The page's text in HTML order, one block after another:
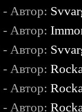
- Автор:
- Автор:
- Автор:
- Автор:
- Автор:
- Автор: